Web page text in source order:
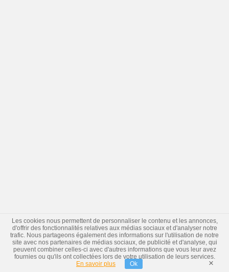
Les cookies nous permettent de personnaliser le contenu et les annonces,
d'offrir des fonctionnalités relatives aux médias sociaux et d'analyser notre
trafic. Nous partageons également des informations sur l'utilisation de notre
site avec nos partenaires de médias sociaux, de publicité et d'analyse, qui
peuvent combiner celles-ci avec d'autres informations que vous leur avez
fournies ou qu'ils ont collectées lors de votre utilisation de leurs services.
En savoir plus
Ok ×